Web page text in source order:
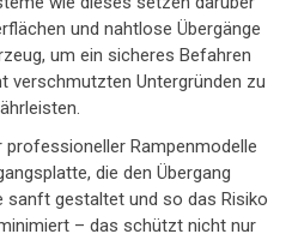
und nahtlose Übergänge
um ein sicheres Befahren
verschmutzten Untergründen zu
professioneller Rampenmodelle
die den Übergang
sanft gestaltet und so das Risiko
– das schützt nicht nur